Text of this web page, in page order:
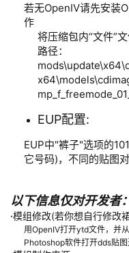
若无OpenIV请先安装
作
将压缩包内“文件”
路径：
EUP配置:
EUP中"裤子"选项的
它号码)，不同的贴图
以下信息仅对开发者：
·模组修改(若你想自行修改
用OpenIV打开ytd文件，并
Photoshop软件打开dds贴